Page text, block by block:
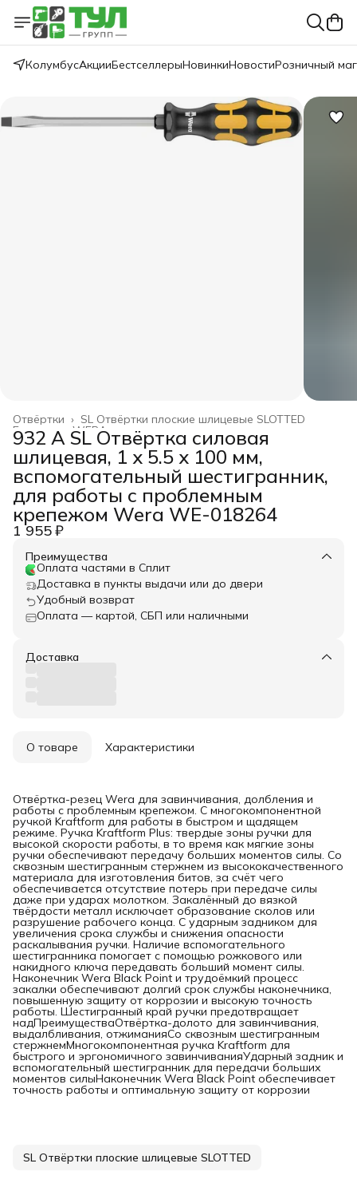
КолумбусАкцииБестселлерыНовинкиНовостиРозничный
SL Отвёртки плоские шлицевые SLOTTED
Отвёртки ›
WERA
Главная
932 A SL Отвёртка силовая
шлицевая, 1 x 5.5 x 100 мм,
вспомогательный шестигранник,
для работы с проблемным
крепежом Wera WE-018264
1 955 ₽
Преимущества
Оплата частями в Сплит
Доставка в пункты выдачи или до двери
Удобный возврат
Оплата — картой, СБП или наличными
Доставка
О товаре Характеристики
Отвёртка-резец Wera для завинчивания, долбления и
работы с проблемным крепежом. С многокомпонентной
ручкой Kraftform для работы в быстром и щадящем
режиме. Ручка Kraftform Plus: твердые зоны ручки для
высокой скорости работы, в то время как мягкие зоны
ручки обеспечивают передачу больших моментов силы. Со
сквозным шестигранным стержнем из высококачественного
материала для изготовления битов, за счёт чего
обеспечивается отсутствие потерь при передаче силы
даже при ударах молотком. Закалённый до вязкой
твёрдости металл исключает образование сколов или
разрушение рабочего конца. С ударным задником для
увеличения срока службы и снижения опасности
раскалывания ручки. Наличие вспомогательного
шестигранника помогает с помощью рожкового или
накидного ключа передавать больший момент силы.
Наконечник Wera Black Point и трудоёмкий процесс
закалки обеспечивают долгий срок службы наконечника,
повышенную защиту от коррозии и высокую точность
работы. Шестигранный край ручки предотвращает
надПреимуществаОтвёртка-долото для завинчивания,
выдалбливания, отжиманияСо сквозным шестигранным
стержнемМногокомпонентная ручка Kraftform для
быстрого и эргономичного завинчиванияУдарный задник и
вспомогательный шестигранник для передачи больших
моментов силыНаконечник Wera Black Point обеспечивает
точность работы и оптимальную защиту от коррозии
SL Отвёртки плоские шлицевые SLOTTED